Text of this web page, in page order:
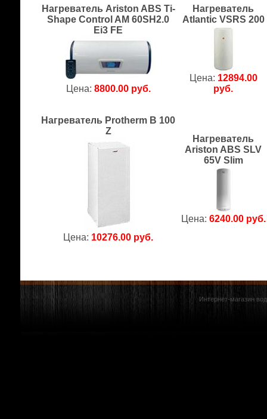
Нагреватель Ariston ABS Ti-
Shape Control AM 60SH2.0
Ei3 FE
Цена: 8800.00 руб.
Нагреватель
Atlantic VSRS 200
Цена: 12894.00
руб.
Нагреватель Protherm B 100
Z
Цена: 10276.00 руб.
Нагреватель
Ariston ABS SLV
65V Slim
Цена: 6240.00 руб.
Интернет-магазин